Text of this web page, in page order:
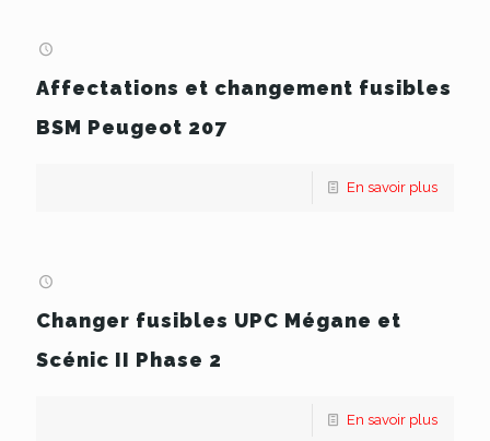
Affectations et changement fusibles
BSM Peugeot 207
En savoir plus
Changer fusibles UPC Mégane et
Scénic II Phase 2
En savoir plus